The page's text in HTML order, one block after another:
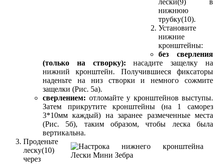
лески(9) в
нижнюю
трубку(10).
Установите
нижние
кронштейны:
без сверления
(только на створку): насадите защелку на
нижний кронштейн. Получившиеся фиксаторы
наденьте на низ створки и немного сожмите
защелки (Рис. 5а).
сверлением: отломайте у кронштейнов выступы.
Затем прикрутите кронштейны (на 1 саморез
3*10мм каждый) на заранее размеченные места
(Рис. 5б), таким образом, чтобы леска была
вертикальна.
Проденьте
леску(10)
через